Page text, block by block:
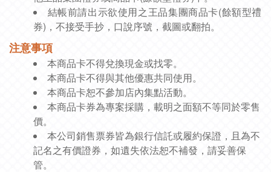
結帳前請出示欲使用之王品集團商品卡(餘額型禮
券)，不接受手抄，口說序號，截圖或翻拍。
注意事項
本商品卡不得兌換現金或找零。
本商品卡不得與其他優惠共同使用。
本商品卡恕不參加店內集點活動。
本商品卡券為專案採購，載明之面額不等同於零售
價。
本公司銷售票券皆為銀行信託或履約保證，且為不
記名之有價證券，如遺失依法恕不補發，請妥善保
管。